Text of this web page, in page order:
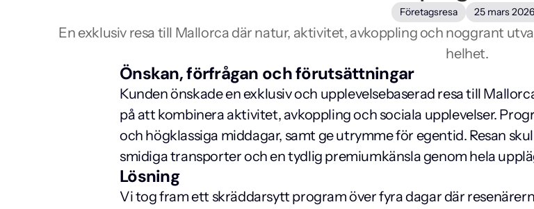
Företagsresa 25 mars 2026
En exklusiv resa till Mallorca där natur, aktivitet, avkoppling och noggrant
helhet.
Önskan, förfrågan och förutsättningar
Kunden önskade en exklusiv och upplevelsebaserad resa till
på att kombinera aktivitet, avkoppling och sociala upplevelser.
och högklassiga middagar, samt ge utrymme för egentid. Resan
smidiga transporter och en tydlig premiumkänsla genom hela
Lösning
Vi tog fram ett skräddarsytt program över fyra dagar där